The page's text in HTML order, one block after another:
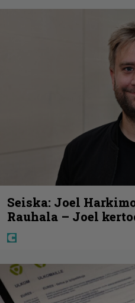
Seiska: Joel
Rauhala – Joel